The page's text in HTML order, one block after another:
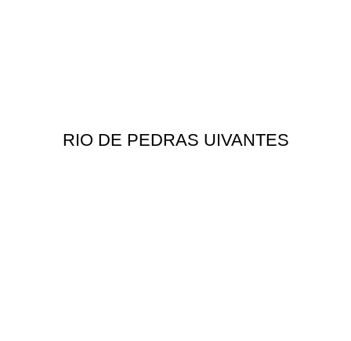
RIO DE PEDRAS UIVANTES